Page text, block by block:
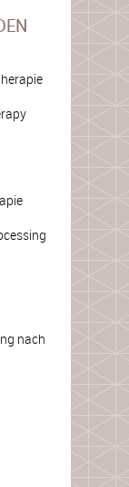
nach